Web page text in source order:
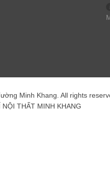
Minh Khang. All rights
THẤT MINH KHANG